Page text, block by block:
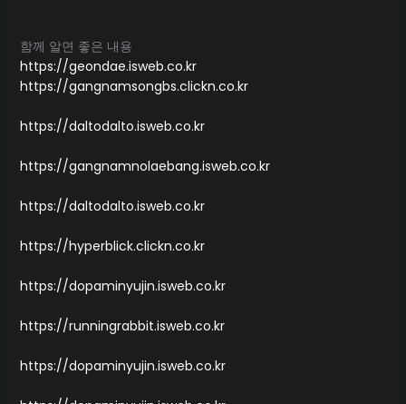
함께 알면 좋은 내용
https://geondae.isweb.co.kr
https://gangnamsongbs.clickn.co.kr
https://daltodalto.isweb.co.kr
https://gangnamnolaebang.isweb.co.kr
https://daltodalto.isweb.co.kr
https://hyperblick.clickn.co.kr
https://dopaminyujin.isweb.co.kr
https://runningrabbit.isweb.co.kr
https://dopaminyujin.isweb.co.kr